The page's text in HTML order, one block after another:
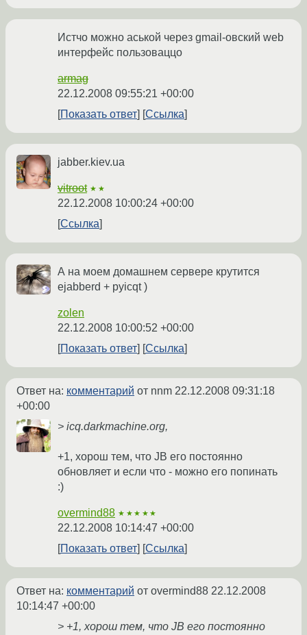
Истчо можно аськой через gmail-овский web
интерфейс пользоваццо
armag
22.12.2008 09:55:21 +00:00
Показать ответ
Ссылка
jabber.kiev.ua
vitroot ★★
22.12.2008 10:00:24 +00:00
Ссылка
А на моем домашнем сервере крутится
ejabberd + pyicqt )
zolen
22.12.2008 10:00:52 +00:00
Показать ответ
Ссылка
Ответ на: комментарий от nnm 22.12.2008 09:31:18
+00:00
> icq.darkmachine.org,
+1, хорош тем, что JB его постоянно
обновляет и если что - можно его попинать
:)
overmind88 ★★★★★
22.12.2008 10:14:47 +00:00
Показать ответ
Ссылка
Ответ на: комментарий от overmind88 22.12.2008
10:14:47 +00:00
> +1, хорош тем, что JB его постоянно